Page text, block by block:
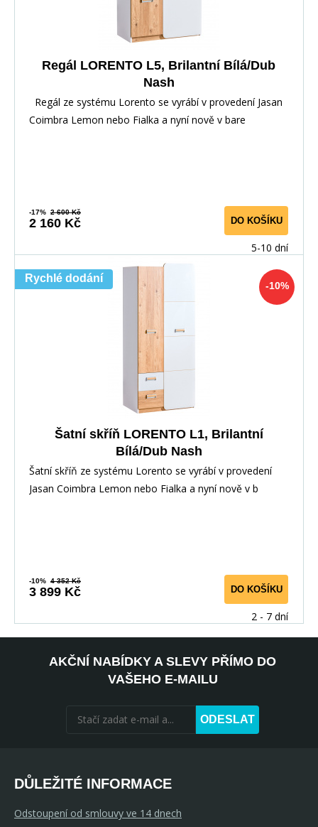
Regál LORENTO L5, Brilantní Bílá/Dub
Nash
Regál ze systému Lorento se vyrábí v provedení Jasan
Coimbra Lemon nebo Fialka a nyní nově v bare
-17% 2 600 Kč
2 160 Kč DO KOŠÍKU
5-10 dní
-10%
Rychlé dodání
Šatní skříň LORENTO L1, Brilantní
Bílá/Dub Nash
Šatní skříň ze systému Lorento se vyrábí v provedení
Jasan Coimbra Lemon nebo Fialka a nyní nově v b
-10% 4 352 Kč
3 899 Kč DO KOŠÍKU
2 - 7 dní
AKČNÍ NABÍDKY A SLEVY PŘÍMO DO
VAŠEHO E-MAILU
ODESLAT
DŮLEŽITÉ INFORMACE
Odstoupení od smlouvy ve 14 dnech